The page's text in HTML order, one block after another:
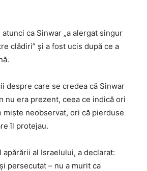
ca Sinwar „a alergat singur
clădiri” și a fost ucis după ce a
despre care se credea că Sinwar
nu era prezent, ceea ce indică ori
miște neobservat, ori că pierduse
îl protejau.
apărării al Israelului, a declarat:
persecutat – nu a murit ca